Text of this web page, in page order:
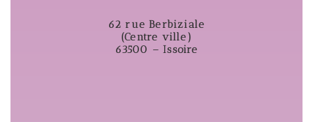
62 rue Berbiziale
(Centre ville)
63500 – Issoire